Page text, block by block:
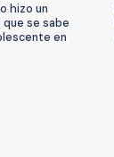
hizo un
se sabe
en